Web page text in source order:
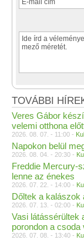
TOVÁBBI
Veres Gábor
velemi otthona
2026. 08. 07. - 11:00 -
Napokon belül
2026. 08. 04. - 20:30 -
Freddie Mercury-
lenne az énekes
2026. 07. 22. - 14:00 -
Dőltek a kalászok
2026. 07. 13. - 02:00 -
Vasi látássérültek
porondon a csoda
2026. 07. 08. - 13:40 -